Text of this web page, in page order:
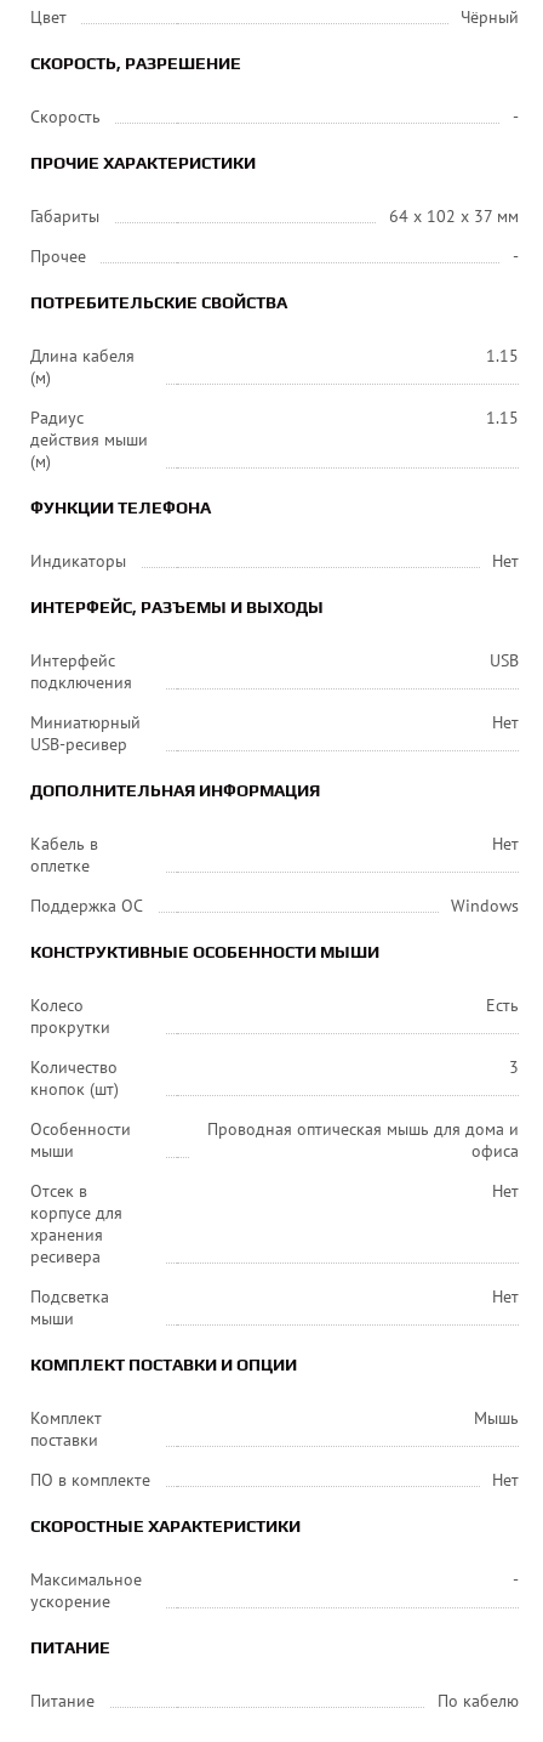
Цвет Чёрный
СКОРОСТЬ, РАЗРЕШЕНИЕ
Скорость -
ПРОЧИЕ ХАРАКТЕРИСТИКИ
Габариты
64 x 102 x 37 мм
Прочее
-
ПОТРЕБИТЕЛЬСКИЕ СВОЙСТВА
Длина кабеля
(м)
1.15
Радиус
действия мыши
(м)
1.15
ФУНКЦИИ ТЕЛЕФОНА
Индикаторы Нет
ИНТЕРФЕЙС, РАЗЪЕМЫ И ВЫХОДЫ
Интерфейс
подключения
USB
Миниатюрный
USB-ресивер
Нет
ДОПОЛНИТЕЛЬНАЯ ИНФОРМАЦИЯ
Кабель в
оплетке
Нет
Поддержка ОС Windows
КОНСТРУКТИВНЫЕ ОСОБЕННОСТИ МЫШИ
Колесо
прокрутки
Есть
Количество
кнопок (шт)
3
Особенности
мыши
Проводная оптическая мышь для дома и
офиса
Отсек в
корпусе для
хранения
ресивера
Нет
Подсветка
мыши
Нет
КОМПЛЕКТ ПОСТАВКИ И ОПЦИИ
Комплект
поставки
Мышь
ПО в комплекте Нет
СКОРОСТНЫЕ ХАРАКТЕРИСТИКИ
Максимальное
ускорение
-
ПИТАНИЕ
Питание По кабелю